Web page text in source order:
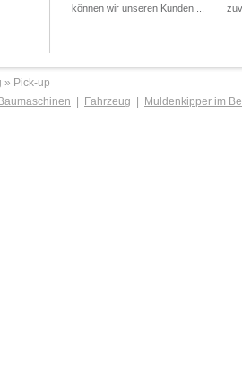
können wir unseren Kunden ...
» Pick-up
Baumaschinen Fahrzeug Muldenkipper im